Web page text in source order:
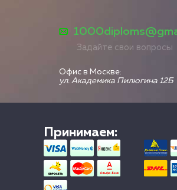
Задайте свои вопросы
Офис в Москве:
ул. Академика Пилюгина 12Б
Принимаем: